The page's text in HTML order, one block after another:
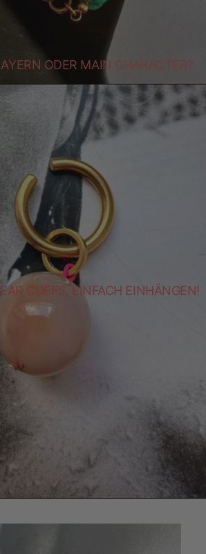
ODER MAIN CHARACTER?
EAR CUFFS, EINFACH EINHÄNGEN!